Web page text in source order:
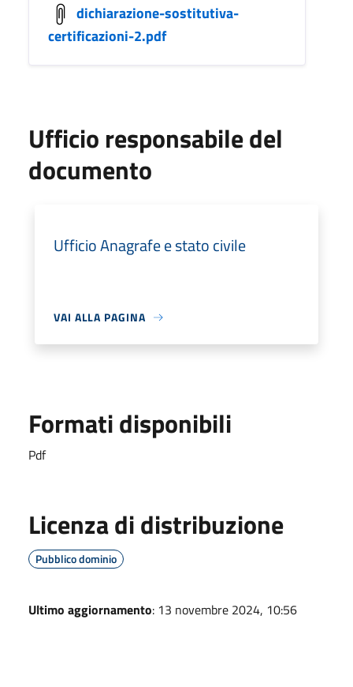
dichiarazione-sostitutiva-
certificazioni-2.pdf
Ufficio responsabile del
documento
Ufficio Anagrafe e stato civile
VAI ALLA PAGINA
Formati disponibili
Pdf
Licenza di distribuzione
Pubblico dominio
Ultimo aggiornamento: 13 novembre 2024, 10:56